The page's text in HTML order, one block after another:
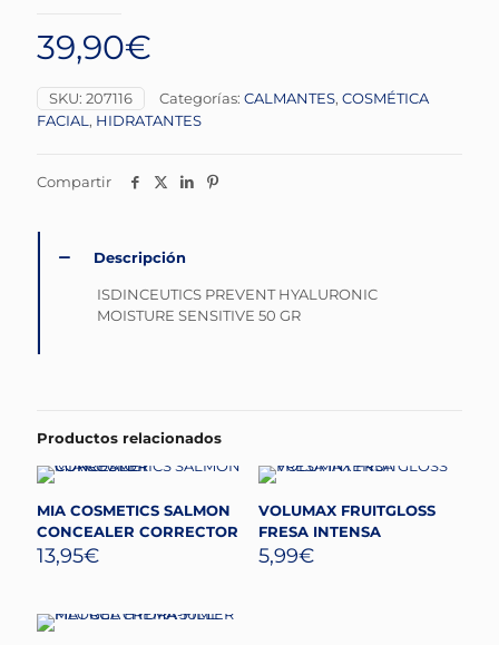
39,90€
SKU: 207116 Categorías: CALMANTES, COSMÉTICA
FACIAL , HIDRATANTES
Compartir
Descripción
ISDINCEUTICS PREVENT HYALURONIC
MOISTURE SENSITIVE 50 GR
Productos relacionados
MIA COSMETICS SALMON
CONCEALER CORRECTOR
13,95€
VOLUMAX FRUITGLOSS
FRESA INTENSA
5,99€